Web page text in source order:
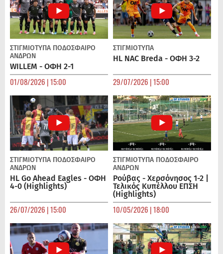
ΣΤΙΓΜΙΟΤΥΠΑ ΠΟΔΌΣΦΑΙΡΟ
ΑΝΔΡΏΝ
WILLEM - ΟΦΗ 2-1
01/08/2026 | 15:00
ΣΤΙΓΜΙΟΤΥΠΑ
HL NAC Breda - ΟΦΗ 3-2
29/07/2026 | 15:00
ΣΤΙΓΜΙΟΤΥΠΑ ΠΟΔΌΣΦΑΙΡΟ
ΑΝΔΡΏΝ
HL Go Ahead Eagles - ΟΦΗ
4-0 (Highlights)
26/07/2026 | 15:00
ΣΤΙΓΜΙΟΤΥΠΑ ΠΟΔΌΣΦΑΙΡΟ
ΑΝΔΡΏΝ
Ρούβας - Χερσόνησος 1-2 |
Τελικός Κυπέλλου ΕΠΣΗ
(Highlights)
10/05/2026 | 18:00